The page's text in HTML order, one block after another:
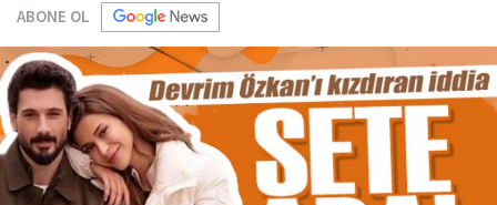
ABONE OL